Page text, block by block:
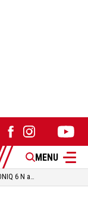
MENU
Hyundai doveze do Letňan THREE, IONIQ 6 N a NEXO